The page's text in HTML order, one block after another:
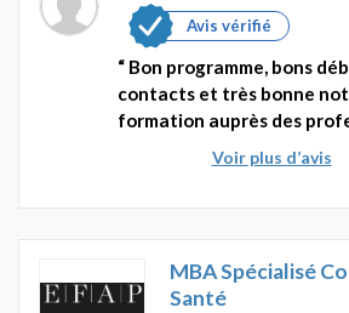
Avis vérifié
Bon programme, bons
contacts et très bonne
formation auprès des
Voir plus d’avis
MBA Spécialisé
Santé